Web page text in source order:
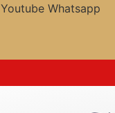
Youtube Whatsapp